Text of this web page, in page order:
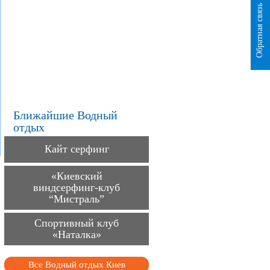
Ближайшие Водный
отдых
Кайт серфинг
«Киевский
виндсерфинг-клуб
“Мистраль”
Спортивный клуб
«Наталка»
Все Водный отдых Киев
Обратная связь